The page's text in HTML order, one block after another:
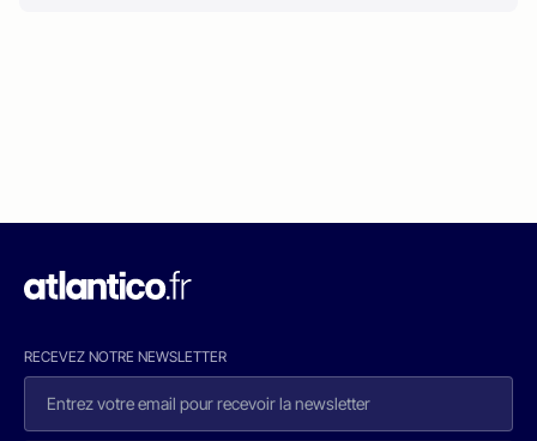
RECEVEZ NOTRE NEWSLETTER